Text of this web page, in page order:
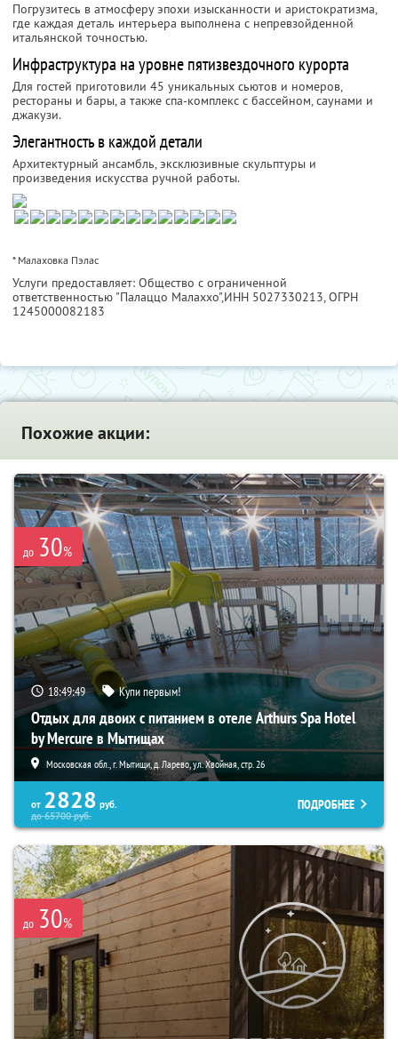
Погрузитесь в атмосферу эпохи изысканности и аристократизма,
где каждая деталь интерьера выполнена с непревзойденной
итальянской точностью.
Инфраструктура на уровне пятизвездочного курорта
Для гостей приготовили 45 уникальных сьютов и номеров,
рестораны и бары, а также спа-комплекс с бассейном, саунами и
джакузи.
Элегантность в каждой детали
Архитектурный ансамбль, эксклюзивные скульптуры и
произведения искусства ручной работы.
* Малаховка Пэлас
Услуги предоставляет: Общество с ограниченной
ответственностью "Палаццо Малаххо",ИНН 5027330213, ОГРН
1245000082183
Похожие акции:
до 30%
18:49:48 Купи первым!
Отдых для двоих с питанием в отеле Arthurs Spa Hotel
by Mercure в Мытищах
Московская обл., г. Мытищи, д. Ларево, ул. Хвойная, стр. 26
от 2828 руб.
до65700руб.
ПОДРОБНЕЕ
до 30%